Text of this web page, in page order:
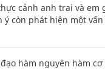
cảnh anh trai và em
còn phát hiện một
hàm nguyên hàm